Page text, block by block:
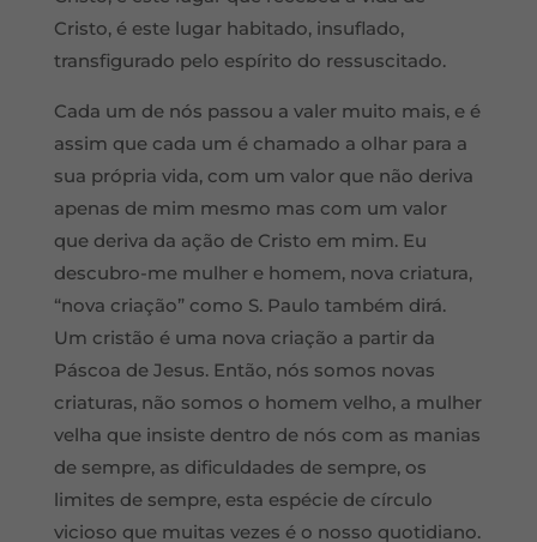
Cristo, é este lugar habitado, insuflado,
transfigurado pelo espírito do ressuscitado.
Cada um de nós passou a valer muito mais, e é
assim que cada um é chamado a olhar para a
sua própria vida, com um valor que não deriva
apenas de mim mesmo mas com um valor
que deriva da ação de Cristo em mim. Eu
descubro-me mulher e homem, nova criatura,
“nova criação” como S. Paulo também dirá.
Um cristão é uma nova criação a partir da
Páscoa de Jesus. Então, nós somos novas
criaturas, não somos o homem velho, a mulher
velha que insiste dentro de nós com as manias
de sempre, as dificuldades de sempre, os
limites de sempre, esta espécie de círculo
vicioso que muitas vezes é o nosso quotidiano.